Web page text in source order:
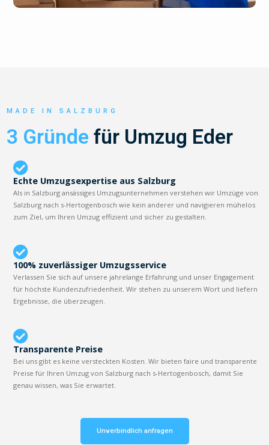
MADE IN SALZBURG
3 Gründe für Umzug Eder
Echte Umzugsexpertise aus Salzburg
Als in Salzburg ansässiges Umzugsunternehmen verstehen wir Umzüge von
Salzburg nach s-Hertogenbosch wie kein anderer und navigieren mühelos
zum Ziel, um Ihren Umzug effizient und sicher zu gestalten.
100% zuverlässiger Umzugsservice
Verlassen Sie sich auf unsere jahrelange Erfahrung und unser Engagement
für höchste Kundenzufriedenheit. Wir stehen zu unserem Wort und liefern
Ergebnisse, die überzeugen.
Transparente Preise
Bei uns gibt es keine versteckten Kosten. Wir bieten faire und transparente
Preise für Ihren Umzug von Salzburg nach s-Hertogenbosch, damit Sie
genau wissen, was Sie erwartet.
Unverbindlich anfragen